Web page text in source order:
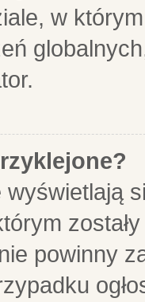
w
powinny